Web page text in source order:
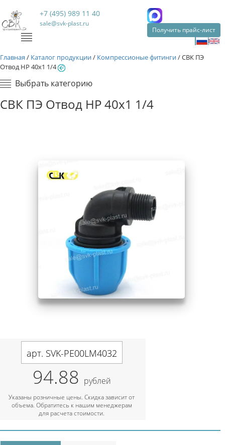
+7 (495) 989 11 40
sale@svk-plast.ru
Получить прайс-лист
Главная / Каталог продукции/ Компрессионые фитинги/СВК ПЭ
Отвод НР 40х1 1/4
Выбрать категорию
СВК ПЭ Отвод НР 40х1 1/4
арт. SVK-PE00LM4032
94.88 рублей
Указаны розничные цены. Скидка зависит от
объема. Обратитесь к нашим менеджерам
для расчета стоимости.